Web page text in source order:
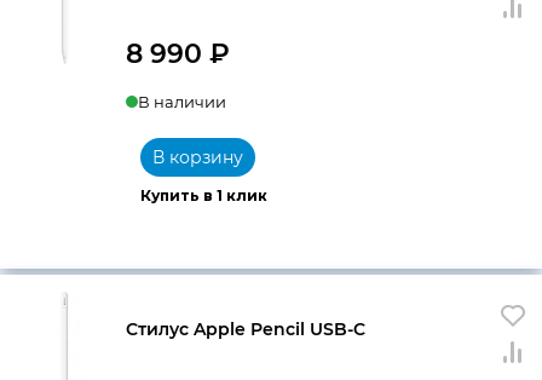
8 990 ₽
В наличии
Купить в 1 клик
В корзину
Стилус Apple Pencil USB-C